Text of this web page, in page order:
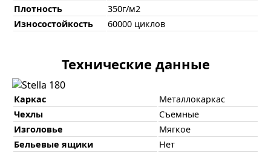
Плотность
350г/м2
Износостойкость
60000 циклов
Технические данные
Каркас
Металлокаркас
Чехлы
Съемные
Изголовье
Мягкое
Бельевые ящики
Нет